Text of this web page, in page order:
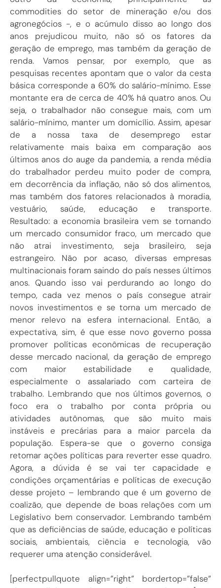
commodities do setor de mineração e/ou dos
agronegócios -, e o acúmulo disso ao longo dos
anos prejudicou muito, não só os fatores da
geração de emprego, mas também da geração de
renda. Vamos pensar, por exemplo, que as
pesquisas recentes apontam que o valor da cesta
básica corresponde a 60% do salário-mínimo. Esse
montante era de cerca de 40% há quatro anos. Ou
seja, o trabalhador não consegue mais, com um
salário-mínimo, manter um domicílio. Assim, apesar
de a nossa taxa de desemprego estar
relativamente mais baixa em comparação aos
últimos anos do auge da pandemia, a renda média
do trabalhador perdeu muito poder de compra,
em decorrência da inflação, não só dos alimentos,
mas também dos fatores relacionados à moradia,
vestuário, saúde, educação e transporte.
Resultado: a economia brasileira vem se tornando
um mercado consumidor fraco, um mercado que
não atrai investimento, seja brasileiro, seja
estrangeiro. Não por acaso, diversas empresas
multinacionais foram saindo do país nesses últimos
anos. Quando isso vai perdurando ao longo do
tempo, cada vez menos o país consegue atrair
novos investimentos e se torna um mercado de
menor relevo na esfera internacional. Então, a
expectativa, sim, é que esse novo governo possa
promover políticas econômicas de recuperação
desse mercado nacional, da geração de emprego
com maior estabilidade e qualidade,
especialmente o assalariado com carteira de
trabalho. Lembrando que nos últimos governos, o
foco era o trabalho por conta própria ou
atividades autônomas, que são muito mais
instáveis e precárias para a maior parcela da
população. Espera-se que o governo consiga
retomar ações políticas para reverter esse quadro.
Agora, a dúvida é se vai ter capacidade e
condições orçamentárias e políticas de execução
desse projeto – lembrando que é um governo de
coalizão, que depende de boas relações com um
Legislativo bem conservador. Lembrando também
que as deficiências de saúde, educação e políticas
sociais, ambientais, ciência e tecnologia, vão
requerer uma atenção considerável.
[perfectpullquote align=”right” bordertop=”false”